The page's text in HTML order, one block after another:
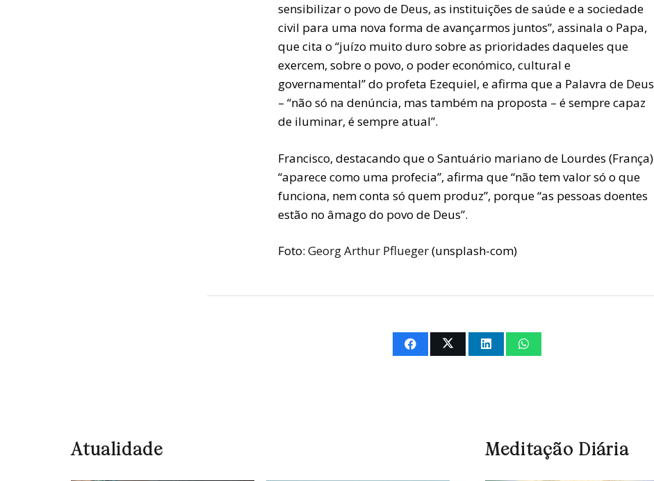
sensibilizar o povo de Deus, as instituições de saúde e a sociedade
civil para uma nova forma de avançarmos juntos”, assinala o Papa,
que cita o “juízo muito duro sobre as prioridades daqueles que
exercem, sobre o povo, o poder económico, cultural e
governamental” do profeta Ezequiel, e afirma que a Palavra de Deus
– “não só na denúncia, mas também na proposta – é sempre capaz
de iluminar, é sempre atual”.
Francisco, destacando que o Santuário mariano de Lourdes (França)
“aparece como uma profecia”, afirma que “não tem valor só o que
funciona, nem conta só quem produz”, porque “as pessoas doentes
estão no âmago do povo de Deus”.
Foto: Georg Arthur Pflueger(unsplash-com)
Atualidade Meditação Diária